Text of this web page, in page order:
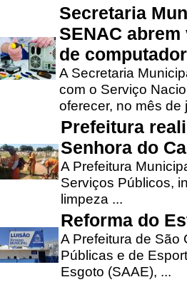
Secretaria
SENAC
de
A Secretaria
com o Serviço
oferecer, no mês de
Prefeitura
Senhora do
A Prefeitura
Serviços Públicos,
limpeza ...
Reforma do
A Prefeitura de São
Públicas e de
Esgoto (SAAE), ...